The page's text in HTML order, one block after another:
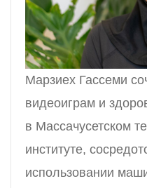
Марзиех Гассеми
видеоиграм и
в Массачусетском
институте,
использовании